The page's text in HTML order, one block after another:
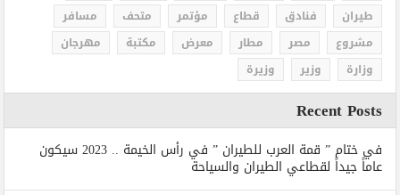
طيران
فنادق قطاع مؤتمر متحف
مسافر
مشروع
مصر مطار معرض مكتبة
مهرجان
وزارة
وزير وزيرة
Recent Posts
في ختام ” قمة العرب للطيران ” في رأس الخيمة .. 2023 سيكون
عاماً جيداً لقطاعي الطيران والسياحة